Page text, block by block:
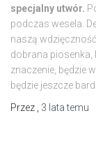
specjalny utwór.
podczas wesela.
naszą
dobrana
znaczenie, będzie
będzie jeszcze
Przez
3 latatemu